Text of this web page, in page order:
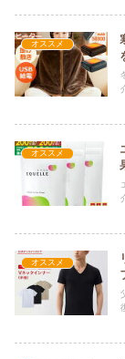
オススメ
オススメ
オススメ